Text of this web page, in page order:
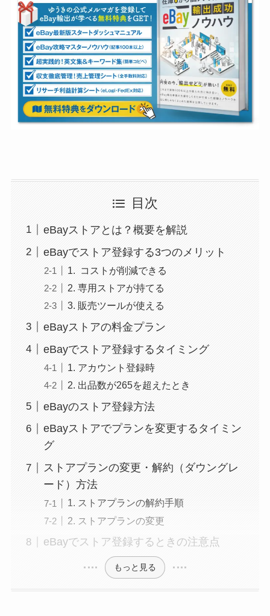
目次
eBayストアとは？概要を解説
eBayでストア登録する3つのメリット
1. コストが削減できる
2. 専用ストアが持てる
3. 販売ツールが使える
eBayストアの料金プラン
eBayでストア登録するタイミング
1. アカウント登録時
2. 出品数が265を超えたとき
eBayのストア登録方法
eBayストアでプランを変更するタイミン
グ
ストアプランの変更・解約（ダウングレ
ード）方法
1. ストアプランの解約手順
2. ストアプランの変更
eBayでストア登録するときの注意点
もっと見る